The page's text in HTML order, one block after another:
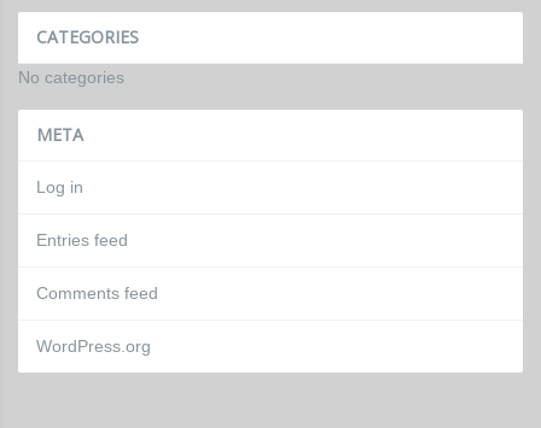
CATEGORIES
No categories
META
Log in
Entries feed
Comments feed
WordPress.org